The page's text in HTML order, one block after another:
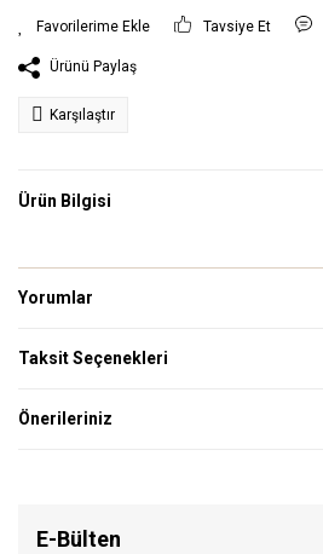
Tavsiye Et
Ürünü Paylaş
Karşılaştır
Ürün Bilgisi
Yorumlar
Taksit Seçenekleri
Önerileriniz
E-Bülten